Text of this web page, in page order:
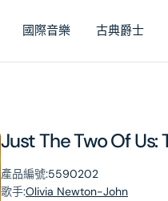
國際音樂 古典爵士
Just The Two Of Us:
產品編號:5590202
歌手:Olivia Newton-John